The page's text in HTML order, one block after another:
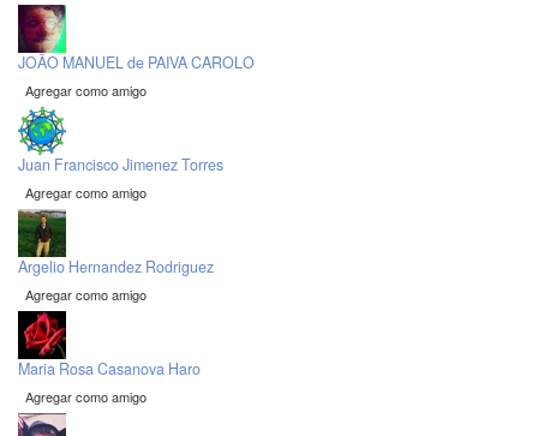
JOÃO MANUEL de PAIVA CAROLO
Agregar como amigo
Juan Francisco Jimenez Torres
Agregar como amigo
Argelio Hernandez Rodriguez
Agregar como amigo
Maria Rosa Casanova Haro
Agregar como amigo